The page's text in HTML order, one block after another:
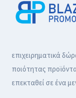
επιχειρηματικά
ποιότητας
επεκταθεί σε ένα